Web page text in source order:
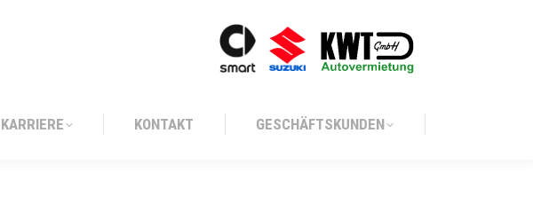
KARRIERE KONTAKT GESCHÄFTSKUNDEN
GESCHÄFTSKUNDEN